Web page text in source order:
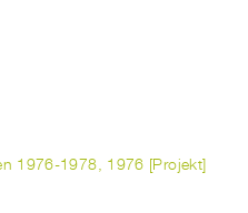
1976-1978, 1976 [Projekt]